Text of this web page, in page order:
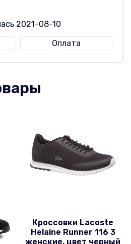
2021-08-10
Оплата
Кроссовки Lacoste
Helaine Runner 116 3
женские, цвет черный